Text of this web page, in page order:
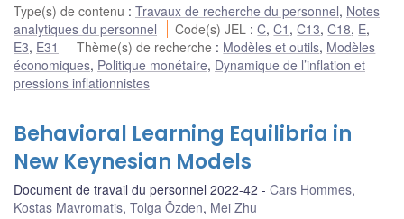
Type(s) de contenu : Travaux de recherche du personnel, Notes
analytiques du personnel
Code(s) JEL :C,C1 ,C13,C18, E,
E3, E31 Thème(s) de recherche : Modèles et outils, Modèles
économiques, Politique monétaire, Dynamique de l’inflation et
pressions inflationnistes
Behavioral Learning Equilibria in
New Keynesian Models
Document de travail du personnel 2022-42 Cars Hommes,
Kostas Mavromatis, Tolga Özden, Mei Zhu